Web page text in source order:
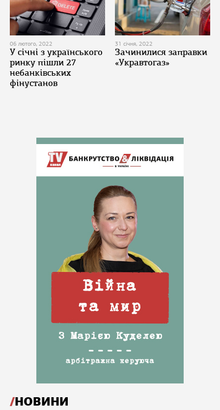
06 лютого, 2022
У січні з українського
ринку пішли 27
небанківських
фінустанов
31 січня, 2022
Зачинилися заправки
«Укравтогаз»
НОВИНИ